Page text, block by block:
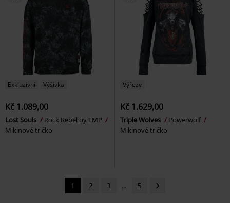
Exkluzivní Výšivka
Kč 1.089,00
Lost Souls
Rock Rebel by EMP
Mikinové tričko
Výřezy
Kč 1.629,00
Triple Wolves
Powerwolf
Mikinové tričko
1 2 3 ... 5